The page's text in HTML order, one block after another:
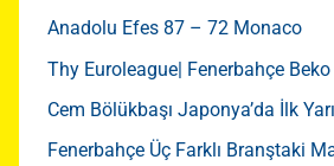
Anadolu Efes 87 – 72 Monaco
Thy Euroleague| Fenerbahçe Beko
Cem Bölükbaşı Japonya’da İlk
Fenerbahçe Üç Farklı Branştaki